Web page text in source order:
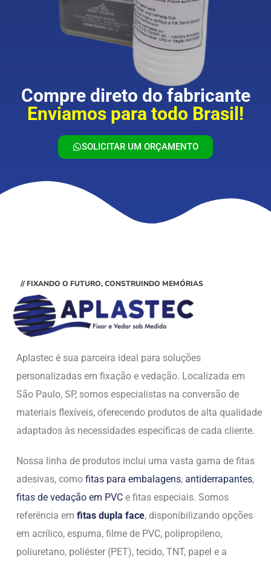
Compre direto do fabricante
Enviamos para todo Brasil!
SOLICITAR UM ORÇAMENTO
// FIXANDO O FUTURO, CONSTRUINDO MEMÓRIAS
Aplastec é sua parceira ideal para soluções
personalizadas em fixação e vedação. Localizada em
São Paulo, SP, somos especialistas na conversão de
materiais flexíveis, oferecendo produtos de alta qualidade
adaptados às necessidades específicas de cada cliente.
Nossa linha de produtos inclui uma vasta gama de fitas
adesivas, como fitas para embalagens, antiderrapantes,
fitas de vedação em PVC e fitas especiais. Somos
referência em fitas dupla face, disponibilizando opções
em acrílico, espuma, filme de PVC, polipropileno,
poliuretano, poliéster (PET), tecido, TNT, papel e a